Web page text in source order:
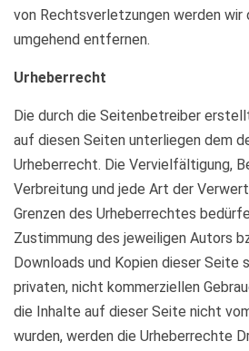
von Rechtsverletzungen werden wir
umgehend entfernen.
Urheberrecht
Die durch die Seitenbetreiber
auf diesen Seiten unterliegen dem
Urheberrecht. Die Vervielfältigung,
Verbreitung und jede Art der
Grenzen des Urheberrechtes
Zustimmung des jeweiligen Autors
Downloads und Kopien dieser Seite
privaten, nicht kommerziellen
die Inhalte auf dieser Seite nicht
wurden, werden die Urheberrechte